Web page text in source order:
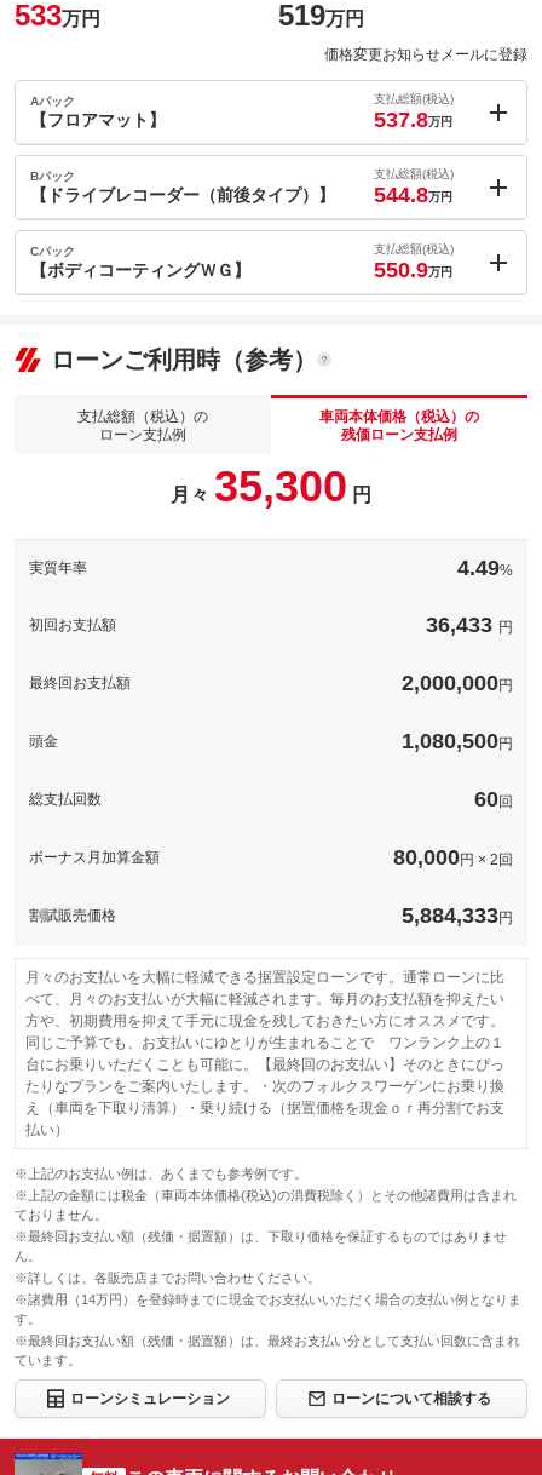
533万円 519万円
価格変更お知らせメールに登録
Aパック
【フロアマット】
支払総額(税込)
537.8万円
内：オプシ
ョン価格
(税込)
車両本体価
519万円
パック内容
す。＊車種により金額が異なります。詳細はスタッフまでお気軽
にお問い合わせください。
フロアマットを新調し、リフレッシュした気分でカーライフを楽
しんでみませんか。
Bパック
【ドライブレコーダー（前後タイプ）】
支払総額(税込)
544.8万円
内：オプシ
ョン価格
(税込)
車両本体価
パック内容
ヤカメラセット）
前方ＱＨＤ・後方フルＨＤの高精細同時録画を実現した多機能モ
Cパック
【ボディコーティングＷＧ】
支払総額(税込)
550.9万円
車両本体価
519
備考
ます。また、光の乱反射を抑え、艶、光沢を良くします。撥水性
も向上するため、汚れがつきにくくなり洗車も楽になります。
ローンご利用時（参考）
支払総額（税込）の
ローン支払例
車両本体価格（税込）の
残価ローン支払例
月々 35,300 円
実質年率 4.49%
初回お支払額 36,433 円
最終回お支払額 2,000,000円
頭金 1,080,500円
総支払回数 60回
ボーナス月加算金額 80,000円 × 2回
割賦販売価格 5,884,333円
月々のお支払いを大幅に軽減できる据置設定ローンです。通常ローンに比
べて、月々のお支払いが大幅に軽減されます。毎月のお支払額を抑えたい
方や、初期費用を抑えて手元に現金を残しておきたい方にオススメです。
同じご予算でも、お支払いにゆとりが生まれることで ワンランク上の１
台にお乗りいただくことも可能に。【最終回のお支払い】そのときにぴっ
たりなプランをご案内いたします。・次のフォルクスワーゲンにお乗り換
え（車両を下取り清算）・乗り続ける（据置価格を現金ｏｒ再分割でお支
払い）
※上記のお支払い例は、あくまでも参考例です。
※上記の金額には税金（車両本体価格(税込)の消費税除く）とその他諸費用は含まれ
ておりません。
※最終回お支払い額（残価・据置額）は、下取り価格を保証するものではありませ
ん。
※詳しくは、各販売店までお問い合わせください。
※諸費用（14万円）を登録時までに現金でお支払いいただく場合の支払い例となりま
す。
※最終回お支払い額（残価・据置額）は、最終お支払い分として支払い回数に含まれ
ています。
ローンシミュレーション ローンについて相談する